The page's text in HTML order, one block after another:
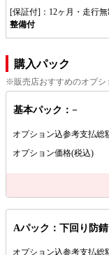
[保証付]：12ヶ月・走行無
整備付
購入パック
※販売店おすすめのオプシ
基本パック：−
オプション込参考支払総
オプション価格(税込)
Aパック：下回り防錆
オプション込参考支払総